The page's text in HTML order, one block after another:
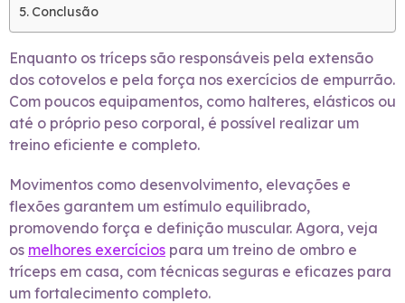
Conclusão
Enquanto os tríceps são responsáveis pela extensão
dos cotovelos e pela força nos exercícios de empurrão.
Com poucos equipamentos, como halteres, elásticos ou
até o próprio peso corporal, é possível realizar um
treino eficiente e completo.
Movimentos como desenvolvimento, elevações e
flexões garantem um estímulo equilibrado,
promovendo força e definição muscular. Agora, veja
os melhores exercícios para um treino de ombro e
tríceps em casa, com técnicas seguras e eficazes para
um fortalecimento completo.